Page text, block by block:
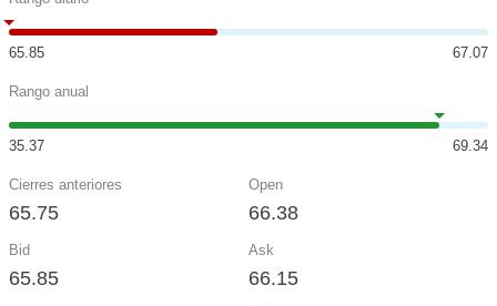
65.85 67.07
Rango anual
35.37 69.34
Cierres anteriores
65.75
Open
66.38
Bid
65.85
Ask
66.15